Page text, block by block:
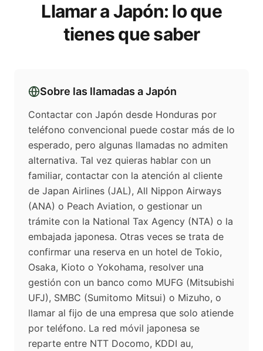
Llamar aJapón: lo que
tienes que saber
Sobre las llamadas aJapón
Contactar con Japón desde Honduras por
teléfono convencional puede costar más de lo
esperado, pero algunas llamadas no admiten
alternativa. Tal vez quieras hablar con un
familiar, contactar con la atención al cliente
de Japan Airlines (JAL), All Nippon Airways
(ANA) o Peach Aviation, o gestionar un
trámite con la National Tax Agency (NTA) o la
embajada japonesa. Otras veces se trata de
confirmar una reserva en un hotel de Tokio,
Osaka, Kioto o Yokohama, resolver una
gestión con un banco como MUFG (Mitsubishi
UFJ), SMBC (Sumitomo Mitsui) o Mizuho, o
llamar al fijo de una empresa que solo atiende
por teléfono. La red móvil japonesa se
reparte entre NTT Docomo, KDDI au,